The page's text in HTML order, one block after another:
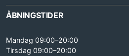
ÅBNINGSTIDER
Mandag 09:00–20:00
Tirsdag 09:00–20:00